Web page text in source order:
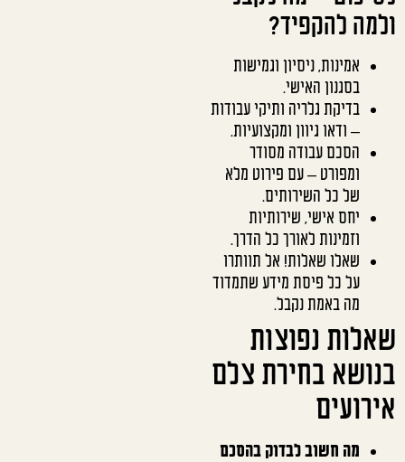
ולמה להקפיד?
אמינות, ניסיון וגמישות
בסגנון האישי.
בדיקת גלריה ותיקי עבודות
– ודאו גיוון ומקצועיות.
הסכם עבודה מסודר
ומפורט – עם פירוט מלא
של כל השירותים.
יחס אישי, שירותיות
וזמינות לאורך כל הדרך.
שאלו שאלות! אל תוותרו
על כל פיסת מידע שתמדוד
מה באמת נקבל.
שאלות נפוצות
בנושא בחירת צלם
אירועים
מה חשוב לבדוק בהסכם